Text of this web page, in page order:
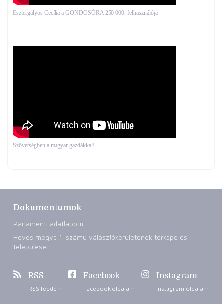
Esztergályos Cecília a GONDOSÓRA 250 000. felhasználója
Szövetségben a magyar gazdákkal!
Dokumentumok
Parlamenti adatlapom
Heves megye 1. számú választókerületének térképe és
települései
RSS
RSS feedem
Facebook
Facebook oldalam
Instagram
Instagram oldalam